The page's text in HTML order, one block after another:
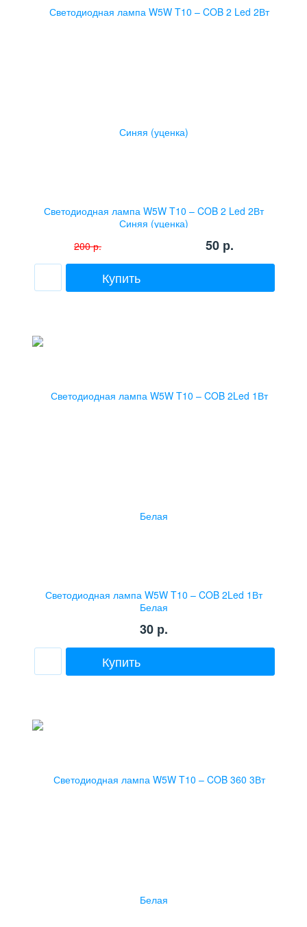
Светодиодная лампа W5W T10 – COB 2 Led 2Вт
Синяя (уценка)
200р. 50р.
Купить
Светодиодная лампа W5W T10 – COB 2Led 1Вт
Белая
30р.
Купить